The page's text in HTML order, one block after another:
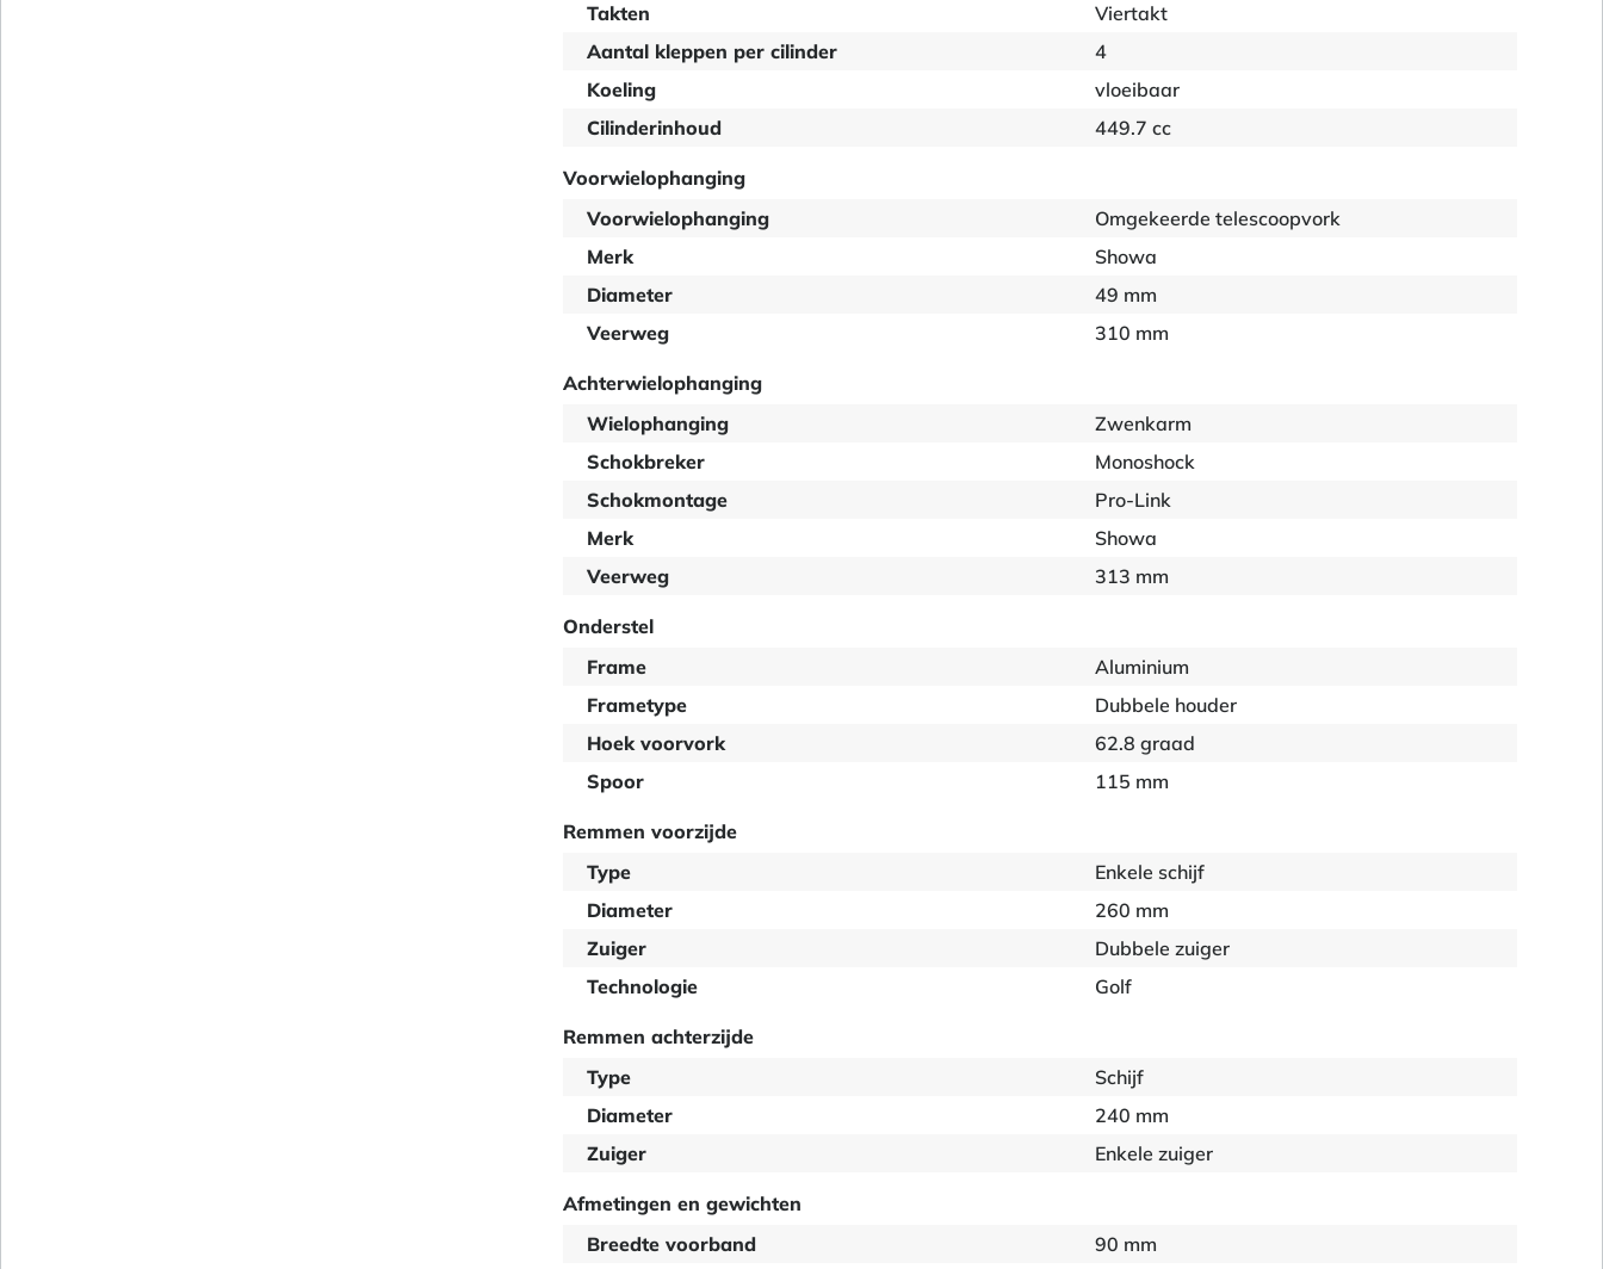
Takten
Viertakt
Aantal kleppen per cilinder
4
Koeling
vloeibaar
Cilinderinhoud
449.7 cc
Voorwielophanging
Voorwielophanging
Omgekeerde telescoopvork
Merk
Showa
Diameter
49 mm
Veerweg
310 mm
Achterwielophanging
Wielophanging
Zwenkarm
Schokbreker
Monoshock
Schokmontage
Pro-Link
Merk
Showa
Veerweg
313 mm
Onderstel
Frame
Aluminium
Frametype
Dubbele houder
Hoek voorvork
62.8 graad
Spoor
115 mm
Remmen voorzijde
Type
Enkele schijf
Diameter
260 mm
Zuiger
Dubbele zuiger
Technologie
Golf
Remmen achterzijde
Type
Schijf
Diameter
240 mm
Zuiger
Enkele zuiger
Afmetingen en gewichten
Breedte voorband
90 mm